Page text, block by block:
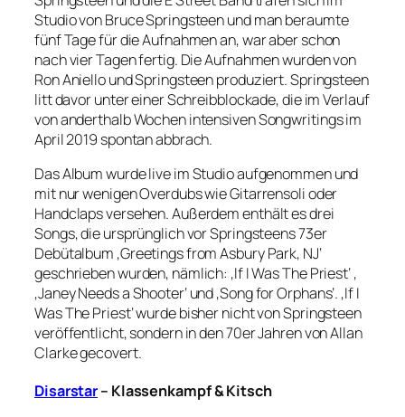
Studio von Bruce Springsteen und man beraumte
fünf Tage für die Aufnahmen an, war aber schon
nach vier Tagen fertig. Die Aufnahmen wurden von
Ron Aniello und Springsteen produziert. Springsteen
litt davor unter einer Schreibblockade, die im Verlauf
von anderthalb Wochen intensiven Songwritings im
April 2019 spontan abbrach.
Das Album wurde live im Studio aufgenommen und
mit nur wenigen Overdubs wie Gitarrensoli oder
Handclaps versehen. Außerdem enthält es drei
Songs, die ursprünglich vor Springsteens 73er
Debütalbum ‚Greetings from Asbury Park, NJ‘
geschrieben wurden, nämlich: ‚If I Was The Priest‘ ,
‚Janey Needs a Shooter‘ und ‚Song for Orphans‘. ‚If I
Was The Priest‘ wurde bisher nicht von Springsteen
veröffentlicht, sondern in den 70er Jahren von Allan
Clarke gecovert.
Disarstar– Klassenkampf & Kitsch